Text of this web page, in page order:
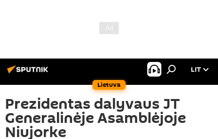
Lietuva
LIT
Prezidentas dalyvaus JT
Generalinėje Asamblėjoje
Niujorke